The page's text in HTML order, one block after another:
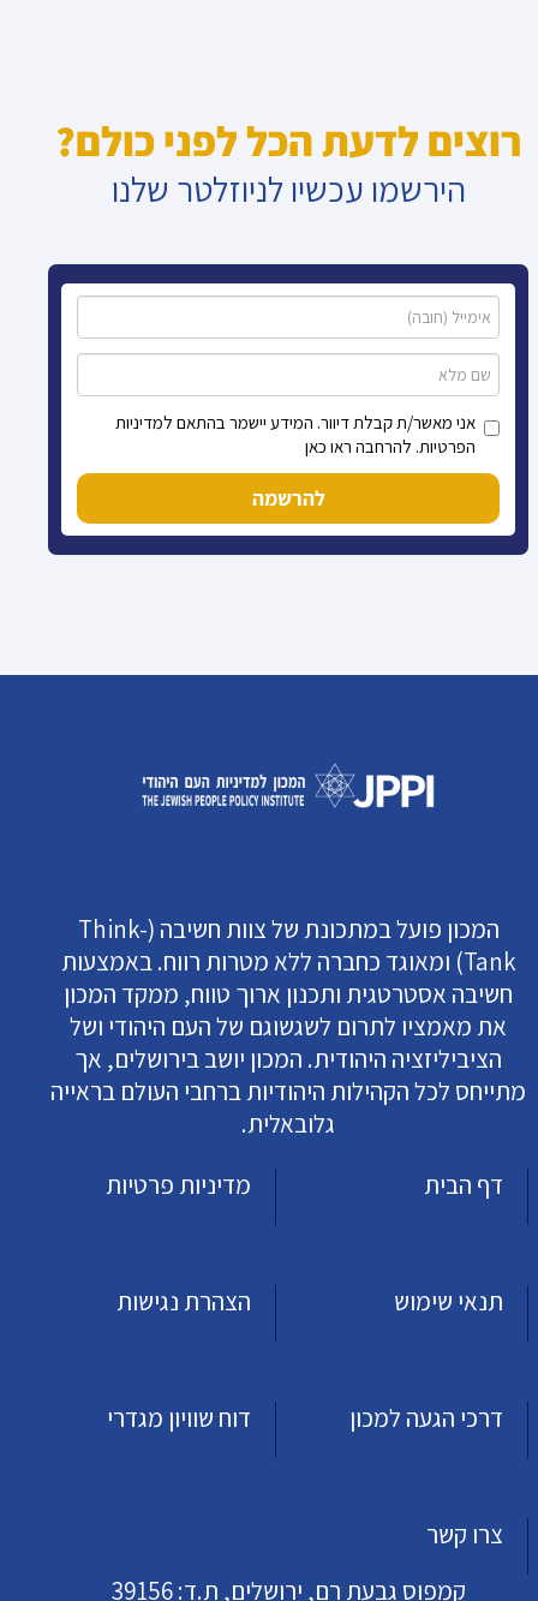
רוצים לדעת הכל לפני כולם?
הירשמו עכשיו לניוזלטר שלנו
אני מאשר/ת קבלת דיוור. המידע יישמר בהתאם למדיניות
הפרטיות. להרחבה ראו כאן
להרשמה
המכון פועל במתכונת של צוות חשיבה (Think-
Tank) ומאוגד כחברה ללא מטרות רווח. באמצעות
חשיבה אסטרטגית ותכנון ארוך טווח, ממקד המכון
את מאמציו לתרום לשגשוגם של העם היהודי ושל
הציביליזציה היהודית. המכון יושב בירושלים, אך
מתייחס לכל הקהילות היהודיות ברחבי העולם בראייה
גלובאלית.
דף הבית
מדיניות פרטיות
תנאי שימוש הצהרת נגישות
דרכי הגעה למכון דוח שוויון מגדרי
צרו קשר
קמפוס גבעת רם, ירושלים, ת.ד: 39156